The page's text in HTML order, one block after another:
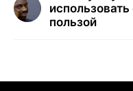
пользой